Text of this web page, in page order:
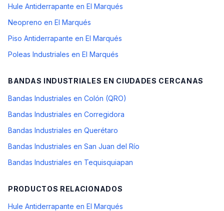
Hule Antiderrapante en El Marqués
Neopreno en El Marqués
Piso Antiderrapante en El Marqués
Poleas Industriales en El Marqués
BANDAS INDUSTRIALES EN CIUDADES CERCANAS
Bandas Industriales en Colón (QRO)
Bandas Industriales en Corregidora
Bandas Industriales en Querétaro
Bandas Industriales en San Juan del Río
Bandas Industriales en Tequisquiapan
PRODUCTOS RELACIONADOS
Hule Antiderrapante en El Marqués